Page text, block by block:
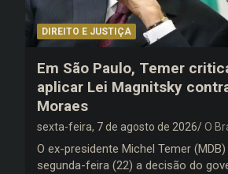
DIREITO E JUSTIÇA
Em São Paulo, Temer
aplicar Lei Magnitsky
Moraes
sexta-feira, 7 de agosto de 2026 O
O ex-presidente Michel Temer
segunda-feira (22) a decisão do